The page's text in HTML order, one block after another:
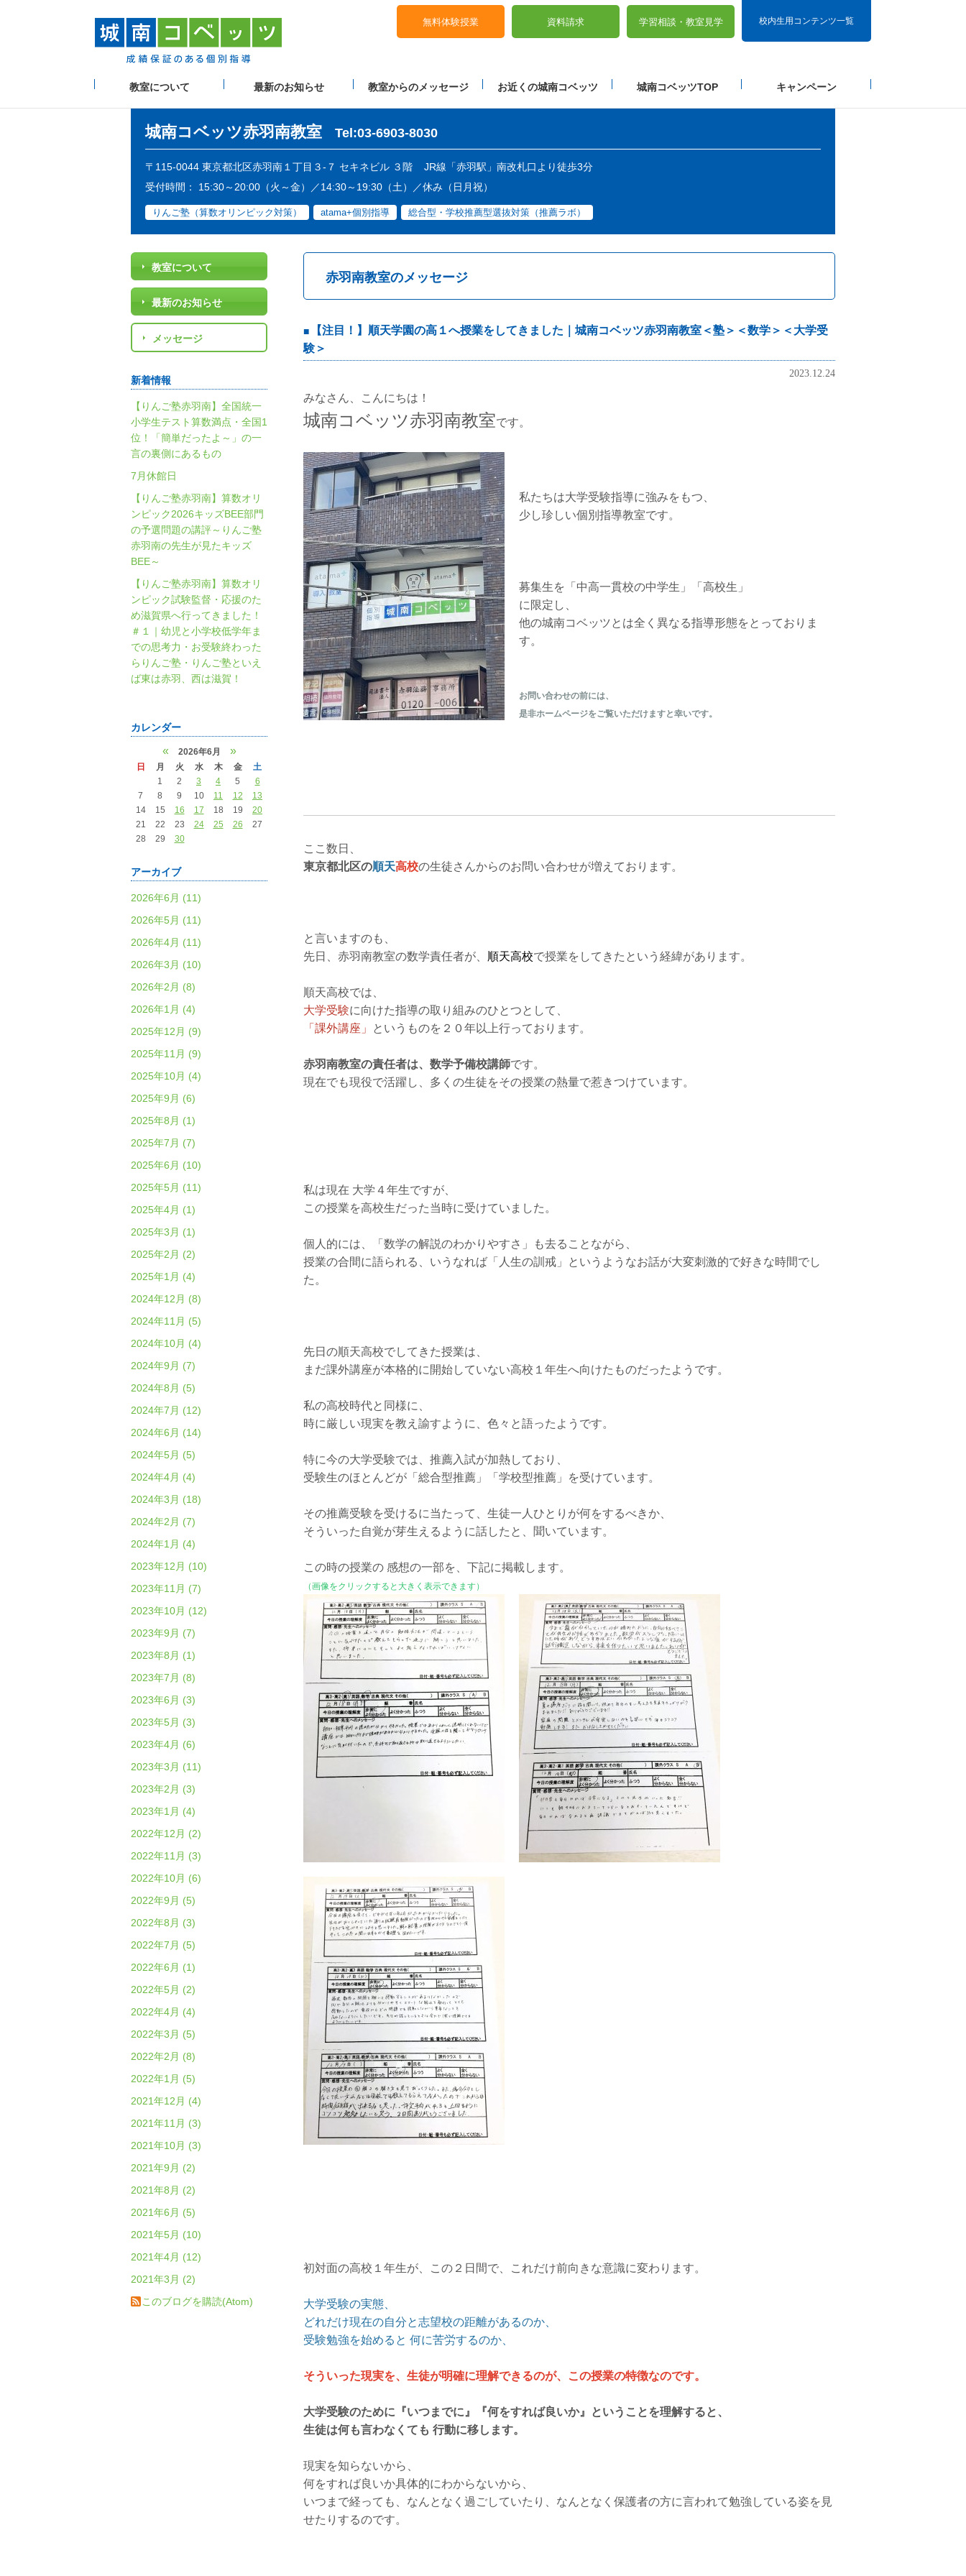
校内生用コンテンツ一覧
無料体験授業 資料請求 学習相談・ 教室見学
教室について 最新のお知らせ 教室からのメッセージ お近くの城南コベッツ 城南コベッツTOP キャンペーン
城南コベッツ赤羽南教室 Tel:03-6903-8030
〒115-0044 東京都北区赤羽南１丁目３-７ セキネビル ３階
JR線「赤羽駅」南改札口より徒歩3分
受付時間： 15:30～20:00（火～金）／14:30～19:30（土）／休み（日月祝）
りんご塾（算数オリンピック対策） atama+個別指導 総合型・学校推薦型選抜対策（推薦ラボ）
赤羽南教室のメッセージ
【注目！】順天学園の高１へ授業をしてきました｜城南コベッツ赤羽南教室＜塾＞＜数学＞＜大学受
験＞
2023.12.24
みなさん、こんにちは！
城南コベッツ赤羽南教室です。
私たちは大学受験指導に強みをもつ、
少し珍しい個別指導教室です。
募集生を「中高一貫校の中学生」「高校生」
に限定し、
他の城南コベッツとは全く異なる指導形態をとっておりま
す。
お問い合わせの前には、
是非ホームページをご覧いただけますと幸いです。
ここ数日、
東京都北区の順天高校の生徒さんからのお問い合わせが増えております。
と言いますのも、
先日、赤羽南教室の数学責任者が、 順天高校で授業をしてきたという経緯があります。
順天高校では、
大学受験に向けた指導の取り組みのひとつとして、
「課外講座」
というものを２０年以上行っております。
赤羽南教室の責任者は、数学予備校講師です。
現在でも現役で活躍し、多くの生徒をその授業の熱量で惹きつけています。
私は現在 大学４年生ですが、
この授業を高校生だった当時に受けていました。
個人的には、「数学の解説のわかりやすさ」も去ることながら、
授業の合間に語られる、いうなれば「人生の訓戒」というようなお話が大変刺激的で好きな時間でし
た。
先日の順天高校でしてきた授業は、
まだ課外講座が本格的に開始していない高校１年生へ向けたものだったようです。
私の高校時代と同様に、
時に厳しい現実を教え諭すように、色々と語ったようです。
特に今の大学受験では、推薦入試が加熱しており、
受験生のほとんどが「総合型推薦」「学校型推薦」を受けています。
その推薦受験を受けるに当たって、生徒一人ひとりが何をするべきか、
そういった自覚が芽生えるように話したと、聞いています。
この時の授業の 感想の一部を、下記に掲載します。
（画像をクリックすると大きく表示できます）
初対面の高校１年生が、この２日間で、これだけ前向きな意識に変わります。
大学受験の実態、
どれだけ現在の自分と志望校の距離があるのか、
受験勉強を始めると 何に苦労するのか、
そういった現実を、生徒が明確に理解できるのが、この授業の特徴なのです。
大学受験のために『いつまでに』『何をすれば良いか』ということを理解すると、
生徒は何も言わなくても 行動に移します。
現実を知らないから、
何をすれば良いか具体的にわからないから、
いつまで経っても、なんとなく過ごしていたり、なんとなく保護者の方に言われて勉強している姿を見
せたりするのです。
教室について
最新のお知らせ
メッセージ
新着情報
【りんご塾赤羽南】全国統一
小学生テスト算数満点・全国1
位！「簡単だったよ～」の一
言の裏側にあるもの
7月休館日
【りんご塾赤羽南】算数オリ
ンピック2026キッズBEE部門
の予選問題の講評～りんご塾
赤羽南の先生が見たキッズ
BEE～
【りんご塾赤羽南】算数オリ
ンピック試験監督・応援のた
め滋賀県へ行ってきました！
＃１｜幼児と小学校低学年ま
での思考力・お受験終わった
らりんご塾・りんご塾といえ
ば東は赤羽、西は滋賀！
カレンダー
« 2026年6月 »
日 月 火 水 木 金
土
1
2 3 4 5
6
7
8 9 10 11 12
13
14
15 16 17 18 19
20
21
22 23 24 25 26
27
28
29 30
アーカイブ
2026年6月 (11)
2026年5月 (11)
2026年4月 (11)
2026年3月 (10)
2026年2月 (8)
2026年1月 (4)
2025年12月 (9)
2025年11月 (9)
2025年10月 (4)
2025年9月 (6)
2025年8月 (1)
2025年7月 (7)
2025年6月 (10)
2025年5月 (11)
2025年4月 (1)
2025年3月 (1)
2025年2月 (2)
2025年1月 (4)
2024年12月 (8)
2024年11月 (5)
2024年10月 (4)
2024年9月 (7)
2024年8月 (5)
2024年7月 (12)
2024年6月 (14)
2024年5月 (5)
2024年4月 (4)
2024年3月 (18)
2024年2月 (7)
2024年1月 (4)
2023年12月 (10)
2023年11月 (7)
2023年10月 (12)
2023年9月 (7)
2023年8月 (1)
2023年7月 (8)
2023年6月 (3)
2023年5月 (3)
2023年4月 (6)
2023年3月 (11)
2023年2月 (3)
2023年1月 (4)
2022年12月 (2)
2022年11月 (3)
2022年10月 (6)
2022年9月 (5)
2022年8月 (3)
2022年7月 (5)
2022年6月 (1)
2022年5月 (2)
2022年4月 (4)
2022年3月 (5)
2022年2月 (8)
2022年1月 (5)
2021年12月 (4)
2021年11月 (3)
2021年10月 (3)
2021年9月 (2)
2021年8月 (2)
2021年6月 (5)
2021年5月 (10)
2021年4月 (12)
2021年3月 (2)
このブログを購読(Atom)